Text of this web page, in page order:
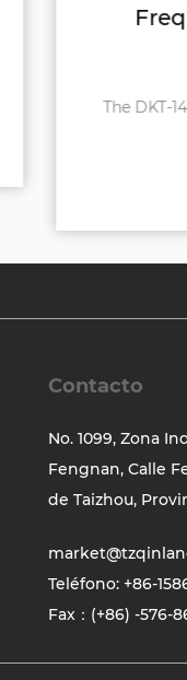
The DKT-146
Contacto
No. 1099, Zona
Fengnan, Calle
de Taizhou,
Teléfono: +86-
Fax：(+86) -576-